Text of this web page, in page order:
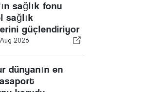
sağlık fonu
sağlık
güçlendiriyor
Aug 2026
dünyanın en